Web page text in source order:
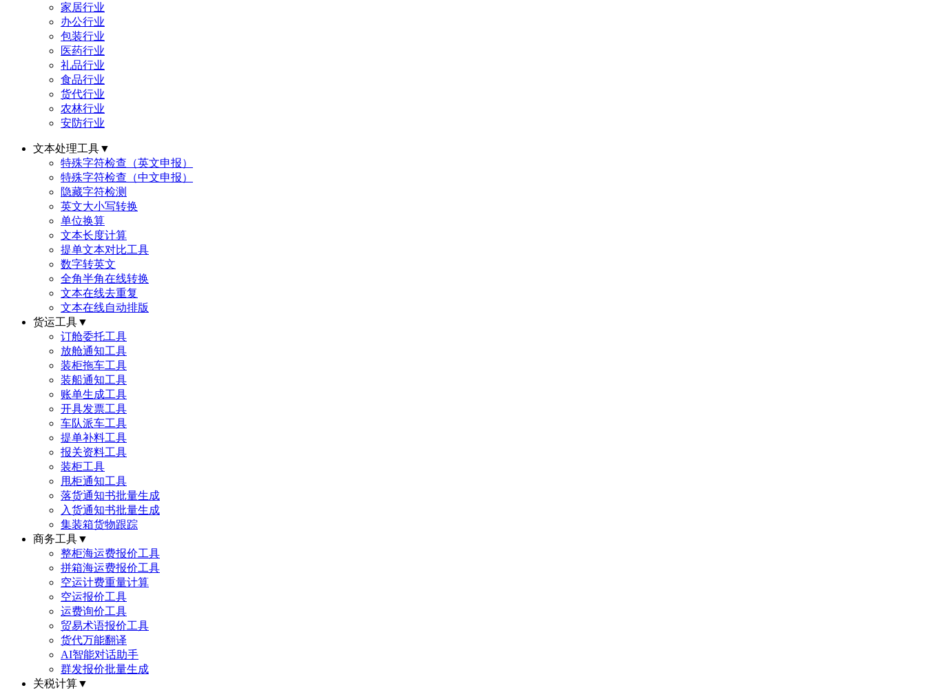
家居行业
办公行业
包装行业
医药行业
礼品行业
食品行业
货代行业
农林行业
安防行业
文本处理工具▼
特殊字符检查（英文申报）
特殊字符检查（中文申报）
隐藏字符检测
英文大小写转换
单位换算
文本长度计算
提单文本对比工具
数字转英文
全角半角在线转换
文本在线去重复
文本在线自动排版
货运工具▼
订舱委托工具
放舱通知工具
装柜拖车工具
装船通知工具
账单生成工具
开具发票工具
车队派车工具
提单补料工具
报关资料工具
装柜工具
甩柜通知工具
落货通知书批量生成
入货通知书批量生成
集装箱货物跟踪
商务工具▼
整柜海运费报价工具
拼箱海运费报价工具
空运计费重量计算
空运报价工具
运费询价工具
贸易术语报价工具
货代万能翻译
AI智能对话助手
群发报价批量生成
关税计算▼